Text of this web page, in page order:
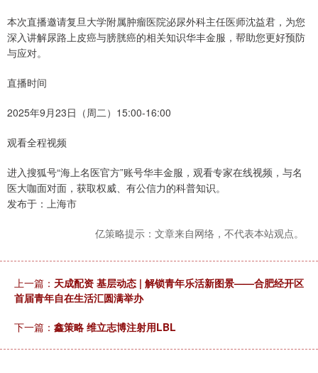
本次直播邀请复旦大学附属肿瘤医院泌尿外科主任医师沈益君，为您
深入讲解尿路上皮癌与膀胱癌的相关知识华丰金服，帮助您更好预防
与应对。
直播时间
2025年9月23日（周二）15:00-16:00
观看全程视频
进入搜狐号“海上名医官方”账号华丰金服，观看专家在线视频，与名
医大咖面对面，获取权威、有公信力的科普知识。
发布于：上海市
亿策略提示：文章来自网络，不代表本站观点。
上一篇： 天成配资 基层动态 | 解锁青年乐活新图景——合肥经开区
首届青年自在生活汇圆满举办
下一篇： 鑫策略 维立志博注射用LBL